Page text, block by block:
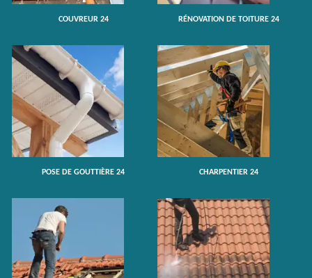
COUVREUR 24 RÉNOVATION DE TOITURE 24
POSE DE GOUTTIÈRE 24 CHARPENTIER 24